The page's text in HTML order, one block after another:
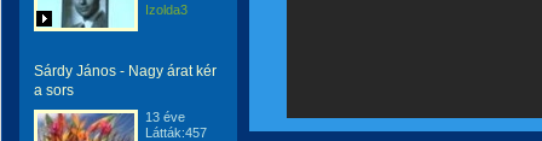
Izolda3
Sárdy János - Nagy árat kér
a sors
13 éve
Látták:457